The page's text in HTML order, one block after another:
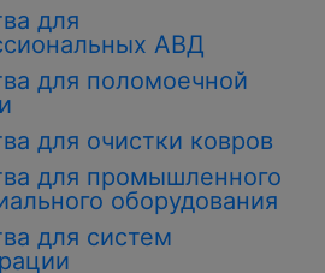
для
АВД
для поломоечной
для очистки ковров
для промышленного
оборудования
для систем